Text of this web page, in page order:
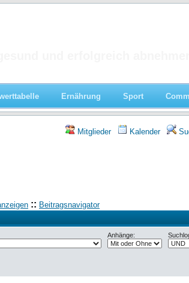
Ernährung Sport
Mitglieder Kalender
:: Beitragsnavigator
Anhänge: